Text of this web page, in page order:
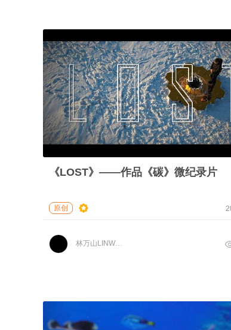
《LOST》——作品《碳》微纪录片
原创
林万山LINWANSHAN